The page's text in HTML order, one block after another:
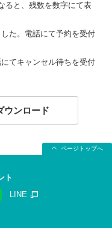
ると、残数を数字にて表
た。電話にて予約を受付
てキャンセル待ちを受付
ウンロード
ページトップへ
ト
LINE